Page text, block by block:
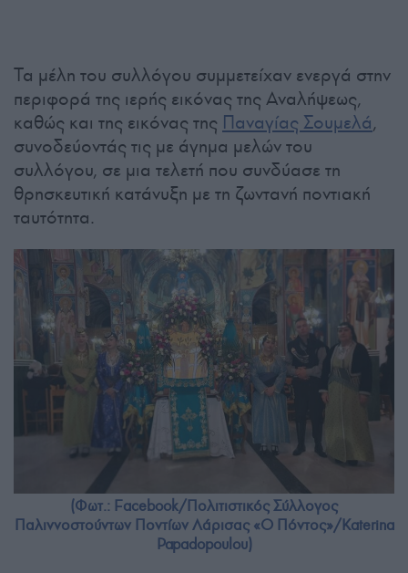
Τα μέλη του συλλόγου συμμετείχαν ενεργά στην
περιφορά της ιερής εικόνας της Αναλήψεως,
καθώς και της εικόνας της Παναγίας Σουμελά,
συνοδεύοντάς τις με άγημα μελών του
συλλόγου, σε μια τελετή που συνδύασε τη
θρησκευτική κατάνυξη με τη ζωντανή ποντιακή
ταυτότητα.
(Φωτ.: Facebook/Πολιτιστικός Σύλλογος
Παλιννοστούντων Ποντίων Λάρισας «Ο Πόντος»/Katerina
Papadopoulou)